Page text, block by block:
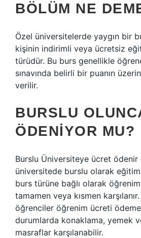
BÖLÜM NE
Özel üniversitelerde yaygın bir
kişinin indirimli veya ücretsiz
türüdür. Bu burs genellikle
sınavında belirli bir puanın
verilir.
BURSLU
ÖDENIYOR MU?
Burslu Üniversiteye ücret ödenir
üniversitede burslu olarak
burs türüne bağlı olarak
tamamen veya kısmen
öğrenciler öğrenim ücreti
durumlarda konaklama, yemek
masraflar karşılanabilir.